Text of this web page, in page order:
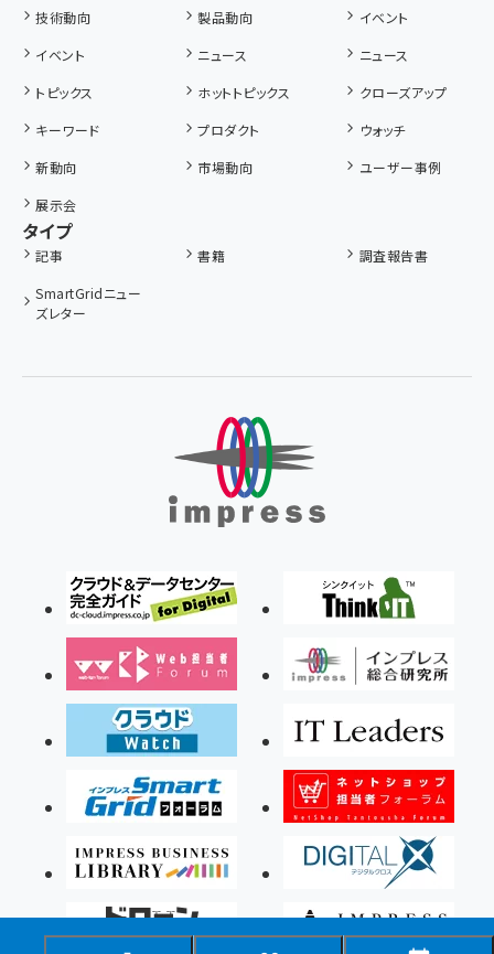
技術動向 製品動向
イベント
イベント
ニュース
ニュース
トピックス
ホットトピックス
クローズアップ
キーワード
プロダクト
ウォッチ
新動向
市場動向
ユーザー事例
展示会
タイプ
記事 書籍
調査報告書
SmartGridニュー
ズレター